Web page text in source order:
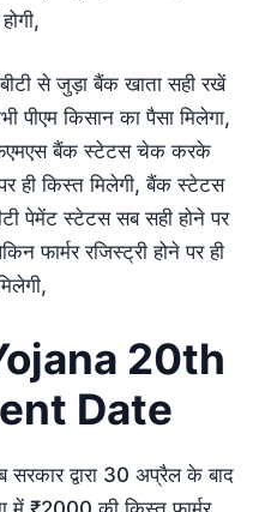
से जुड़ा बैंक खाता सही रखें
पीएम किसान का पैसा मिलेगा,
बैंक स्टेटस चेक करके
ही किस्त मिलेगी, बैंक स्टेटस
पेमेंट स्टेटस सब सही होने पर
फार्मर रजिस्ट्री होने पर ही
20th
Date
सरकार द्वारा 30 अप्रैल के बाद